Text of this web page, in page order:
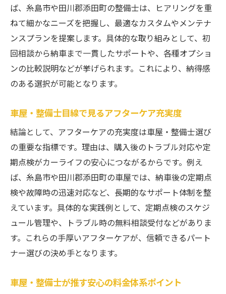
車屋・整備士目線で見る設備と資格の重要
性
車屋・整備士が伝える親身な対応の見抜き
方
車屋・整備士が考える長期サポート体制
車屋・整備士が勧める事前相談の活用法
車カスタムショップ探しで失敗しないコツ
方
車屋・整備士目線で予算と希望のバランス
車屋・整備士が提案する相談時の注意点
車屋・整備士が評価する有名カスタムショ
ップ
車屋・整備士と選ぶ理想の施工事例比較
車屋・整備士が教えるアフターケア重視の
整備士が語るクールな車選びの秘訣とは
ば、糸島市や田川郡添田町の整備士は、ヒアリングを重
ねて細かなニーズを把握し、最適なカスタムやメンテナ
ンスプランを提案します。具体的な取り組みとして、初
回相談から納車まで一貫したサポートや、各種オプショ
ンの比較説明などが挙げられます。これにより、納得感
のある選択が可能となります。
車屋・整備士目線で見るアフターケア充実度
結論として、アフターケアの充実度は車屋・整備士選び
の重要な指標です。理由は、購入後のトラブル対応や定
期点検がカーライフの安心につながるからです。例え
ば、糸島市や田川郡添田町の車屋では、納車後の定期点
検や故障時の迅速対応など、長期的なサポート体制を整
えています。具体的な実践例として、定期点検のスケジ
ュール管理や、トラブル時の無料相談受付などがありま
す。これらの手厚いアフターケアが、信頼できるパート
ナー選びの決め手となります。
車屋・整備士が推す安心の料金体系ポイント